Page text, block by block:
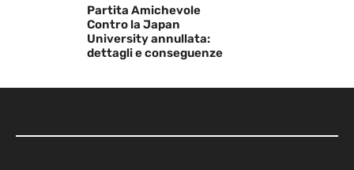
Partita Amichevole
Contro la Japan
University annullata:
dettagli e conseguenze